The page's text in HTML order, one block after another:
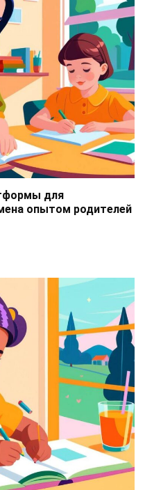
для
опытом родителей